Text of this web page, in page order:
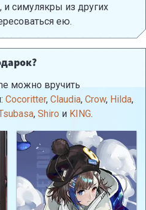
и симулякры из других
ею.
можно вручить
Cocoritter, Claudia, Crow, Hilda,
, Shiro и KING.